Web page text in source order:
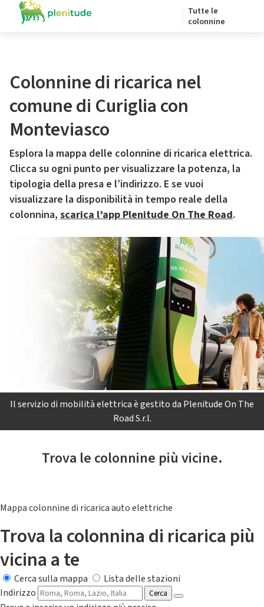
Tutte le
colonnine
Colonnine di ricarica nel
comune di Curiglia con
Monteviasco
Esplora la mappa delle colonnine di ricarica elettrica.
Clicca su ogni punto per visualizzare la potenza, la
tipologia della presa e l’indirizzo. E se vuoi
visualizzare la disponibilità in tempo reale della
colonnina, scarica l’app Plenitude On The Road.
Il servizio di mobilità elettrica è gestito da Plenitude On The
Road S.r.l.
Trova le colonnine più vicine.
Mappa colonnine di ricarica auto elettriche
Trova la colonnina di ricarica più
vicina a te
Cerca sulla mappa
Lista delle stazioni
Indirizzo
Cerca